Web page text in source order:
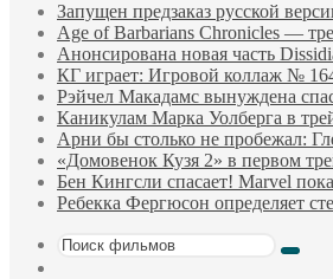
Запущен предзаказ русской
Age of Barbarians Chronicles —
Анонсирована новая часть
КГ играет: Игровой коллаж №
Рэйчел Макадамс вынуждена
Каникулам Марка Уолберга в
Арни бы столько не пробежал:
«Домовенок Кузя 2» в первом
Бен Кингсли спасает! Marvel
Ребекка Фергюсон определяет
Поиск